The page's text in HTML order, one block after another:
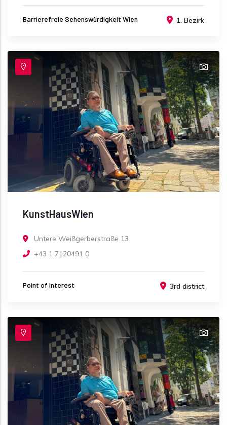
Barrierefreie Sehenswürdigkeit Wien 1. Bezirk
KunstHausWien
Untere Weißgerberstraße 13
+43 1 7120491 0
Point of interest 3rd district